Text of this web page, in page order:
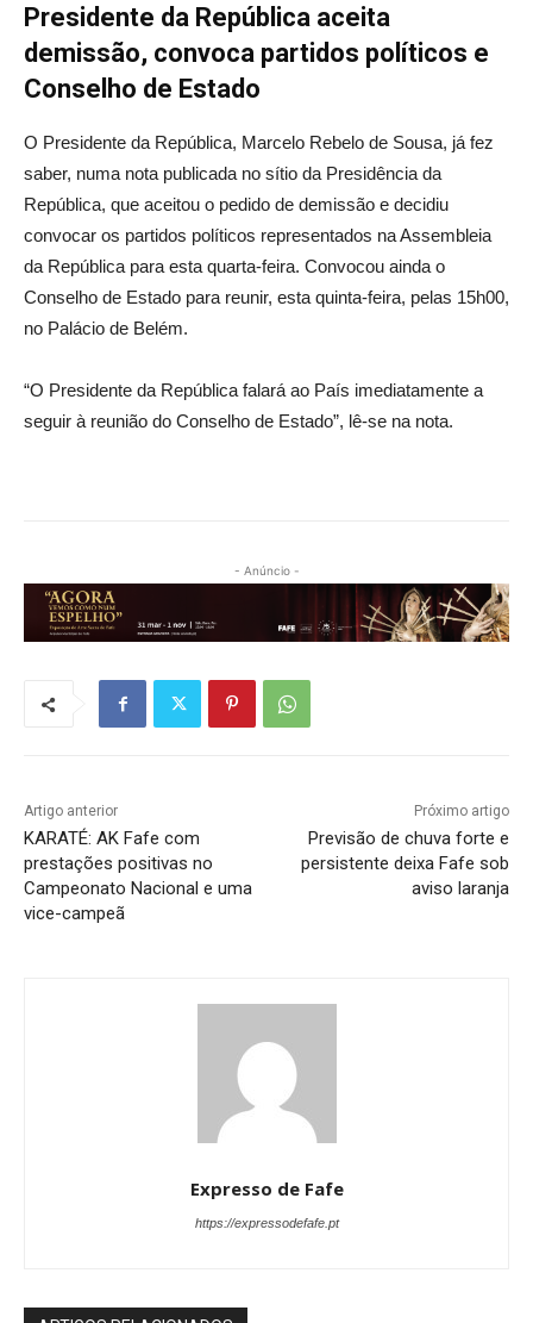
Presidente da República aceita
demissão, convoca partidos políticos e
Conselho de Estado
O Presidente da República, Marcelo Rebelo de Sousa, já fez
saber, numa nota publicada no sítio da Presidência da
República, que aceitou o pedido de demissão e decidiu
convocar os partidos políticos representados na Assembleia
da República para esta quarta-feira. Convocou ainda o
Conselho de Estado para reunir, esta quinta-feira, pelas 15h00,
no Palácio de Belém.
“O Presidente da República falará ao País imediatamente a
seguir à reunião do Conselho de Estado”, lê-se na nota.
- Anúncio -
Artigo anterior
KARATÉ: AK Fafe com
prestações positivas no
Campeonato Nacional e uma
vice-campeã
Próximo artigo
Previsão de chuva forte e
persistente deixa Fafe sob
aviso laranja
Expresso de Fafe
https://expressodefafe.pt